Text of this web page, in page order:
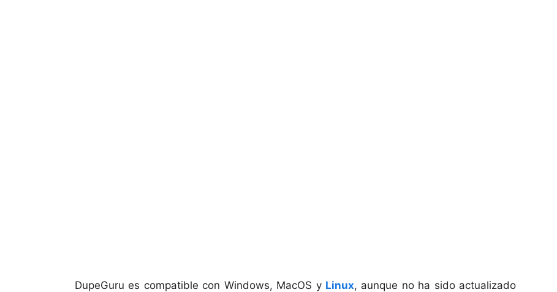
DupeGuru es compatible con Windows, MacOS y Linux, aunque no ha sido actualizado